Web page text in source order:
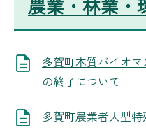
農業・林業・
多賀町木質バイオ
の終了について
多賀町農業者大型